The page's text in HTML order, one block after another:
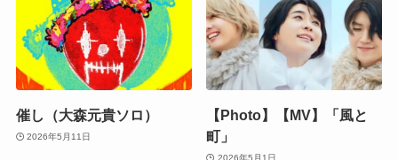
催し（大森元貴ソロ）
2026年5月11日
【Photo】【MV】「風と
町」
2026年5月1日